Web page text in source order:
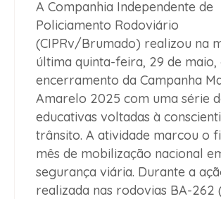
A Companhia Independente de
Policiamento Rodoviário
(CIPRv/Brumado) realizou na
última quinta-feira, 29 de maio,
encerramento da Campanha
Amarelo 2025 com uma série
educativas voltadas à
trânsito. A atividade marcou o
mês de mobilização nacional
segurança viária. Durante a
realizada nas rodovias BA-262